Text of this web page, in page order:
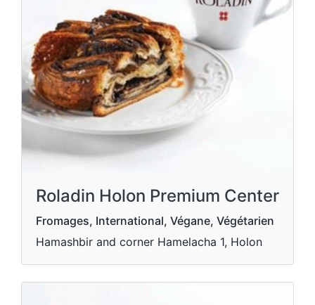
Roladin Holon Premium Center
Fromages, International, Végane, Végétarien
Hamashbir and corner Hamelacha 1, Holon